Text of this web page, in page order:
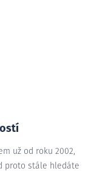
už od roku 2002,
proto stále hledáte